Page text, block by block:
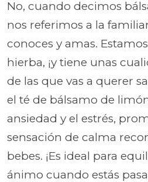
No, cuando decimos
nos referimos a la
conoces y amas.
hierba, ¡y tiene unas
de las que vas a querer
el té de bálsamo de
ansiedad y el estrés,
sensación de calma
bebes. ¡Es ideal para
ánimo cuando estás